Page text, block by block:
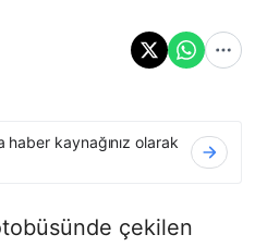
haber kaynağınız olarak
çekilen